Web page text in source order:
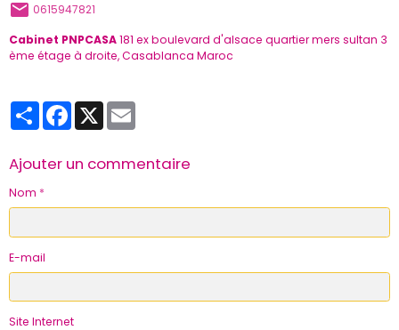
0615947821
Cabinet PNPCASA181 ex boulevard d'alsace quartier mers sultan 3
ème étage à droite, Casablanca Maroc
PartagerFacebook
X
Ajouter un commentaire
Nom
E-mail
Site Internet